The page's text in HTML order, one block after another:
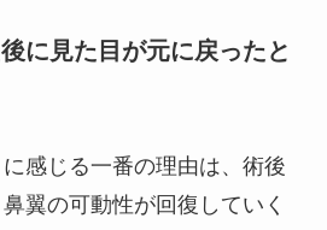
に見た目が元に戻ったと
感じる一番の理由は、術後
翼の可動性が回復していく